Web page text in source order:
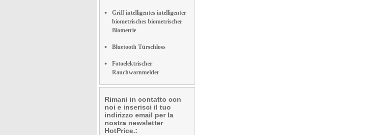
Griff intelligentes intelligenter
biometrisches biometrischer
Biometrie
Bluetooth Türschloss
Fotoelektrischer
Rauchwarnmelder
Rimani in contatto con
noi e inserisci il tuo
indirizzo email per la
nostra newsletter
HotPrice.: